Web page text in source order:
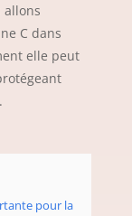
allons
C dans
elle peut
pour la